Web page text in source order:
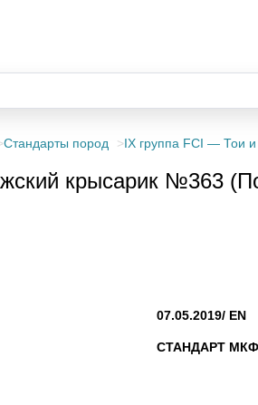
Стандарты пород IX группа FCI — Тои
крысарик №363
07.05.2019/ EN
СТАНДАРТ